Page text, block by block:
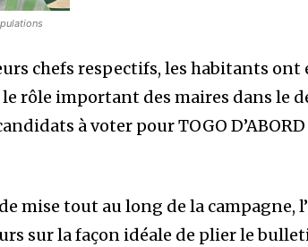
chefs respectifs, les habitants
le rôle important des maires dans le
à voter pour TOGO
mise tout au long de la campagne,
sur la façon idéale de plier le